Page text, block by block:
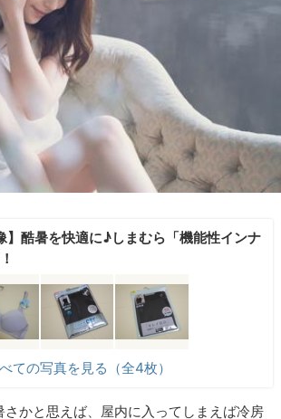
】酷暑を快適に♪しまむら「機能性インナ
ての写真を見る（全4枚）
かと思えば、屋内に入ってしまえば冷房